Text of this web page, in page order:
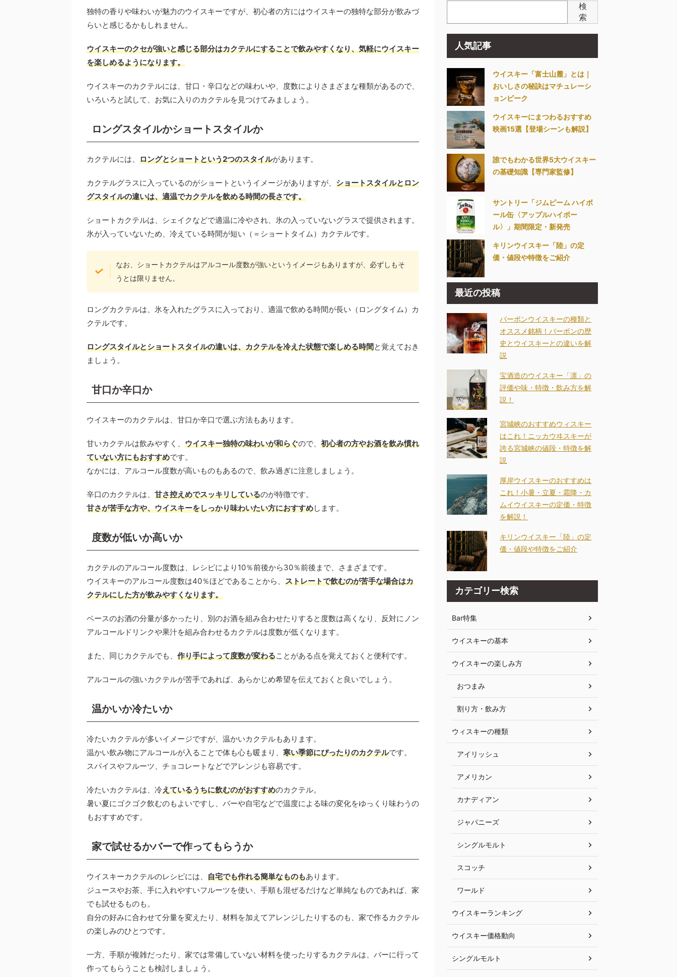
独特の香りや味わいが魅力のウイスキーですが、初心者の方にはウイスキーの独特な部分が飲みづ
らいと感じるかもしれません。
ウイスキーのクセが強いと感じる部分はカクテルにすることで飲みやすくなり、気軽にウイスキー
を楽しめるようになります。
ウイスキーのカクテルには、甘口・辛口などの味わいや、度数によりさまざまな種類があるので、
いろいろと試して、お気に入りのカクテルを見つけてみましょう。
ロングスタイルかショートスタイルか
カクテルには、 ロングとショートという2つのスタイルがあります。
カクテルグラスに入っているのがショートというイメージがありますが、 ショートスタイルとロン
グスタイルの違いは、適温でカクテルを飲める時間の長さです。
ショートカクテルは、シェイクなどで適温に冷やされ、氷の入っていないグラスで提供されます。
氷が入っていないため、冷えている時間が短い（＝ショートタイム）カクテルです。
なお、ショートカクテルはアルコール度数が強いというイメージもありますが、必ずしもそ
うとは限りません。
ロングカクテルは、氷を入れたグラスに入っており、適温で飲める時間が長い（ロングタイム）カ
クテルです。
ロングスタイルとショートスタイルの違いは、カクテルを冷えた状態で楽しめる時間と覚えておき
ましょう。
甘口か辛口か
ウイスキーのカクテルは、甘口か辛口で選ぶ方法もあります。
甘いカクテルは飲みやすく、 ウイスキー独特の味わいが和らぐので、 初心者の方やお酒を飲み慣れ
ていない方にもおすすめです。
なかには、アルコール度数が高いものもあるので、飲み過ぎに注意しましょう。
辛口のカクテルは、 甘さ控えめでスッキリしているのが特徴です。
甘さが苦手な方や、ウイスキーをしっかり味わいたい方におすすめします。
度数が低いか高いか
カクテルのアルコール度数は、レシピにより10％前後から30％前後まで、さまざまです。
ウイスキーのアルコール度数は40％ほどであることから、 ストレートで飲むのが苦手な場合はカ
クテルにした方が飲みやすくなります。
ベースのお酒の分量が多かったり、別のお酒を組み合わせたりすると度数は高くなり、反対にノン
アルコールドリンクや果汁を組み合わせるカクテルは度数が低くなります。
また、同じカクテルでも、 作り手によって度数が変わることがある点を覚えておくと便利です。
アルコールの強いカクテルが苦手であれば、あらかじめ希望を伝えておくと良いでしょう。
温かいか冷たいか
冷たいカクテルが多いイメージですが、温かいカクテルもあります。
温かい飲み物にアルコールが入ることで体も心も暖まり、 寒い季節にぴったりのカクテルです。
スパイスやフルーツ、チョコレートなどでアレンジも容易です。
冷たいカクテルは、冷えているうちに飲むのがおすすめのカクテル。
暑い夏にゴクゴク飲むのもよいですし、バーや自宅などで温度による味の変化をゆっくり味わうの
もおすすめです。
家で試せるかバーで作ってもらうか
ウイスキーカクテルのレシピには、 自宅でも作れる簡単なものもあります。
ジュースやお茶、手に入れやすいフルーツを使い、手順も混ぜるだけなど単純なものであれば、家
でも試せるものも。
自分の好みに合わせて分量を変えたり、材料を加えてアレンジしたりするのも、家で作るカクテル
の楽しみのひとつです。
一方、手順が複雑だったり、家では常備していない材料を使ったりするカクテルは、バーに行って
作ってもらうことも検討しましょう。
検
索
人気記事
ウイスキー「富士山麓」とは｜
おいしさの秘訣はマチュレーシ
ョンピーク
ウイスキーにまつわるおすすめ
映画15選【登場シーンも解説】
誰でもわかる世界5大ウイスキー
の基礎知識【専門家監修】
サントリー「ジムビーム ハイボ
ール缶〈アップルハイボー
ル〉」期間限定・新発売
キリンウイスキー「陸」の定
価・値段や特徴をご紹介
最近の投稿
バーボンウイスキーの種類と
オススメ銘柄！バーボンの歴
史とウイスキーとの違いを解
説
宝酒造のウイスキー「凛」の
評価や味・特徴・飲み方を解
説！
宮城峡のおすすめウィスキー
はこれ！ニッカウヰスキーが
誇る宮城峡の値段・特徴を解
説
厚岸ウイスキーのおすすめは
これ！小暑・立夏・霜降・カ
ムイウイスキーの定価・特徴
を解説！
キリンウイスキー「陸」の定
価・値段や特徴をご紹介
カテゴリー検索
Bar特集
ウイスキーの基本
ウイスキーの楽しみ方
おつまみ
割り方・飲み方
ウィスキーの種類
アイリッシュ
アメリカン
カナディアン
ジャパニーズ
シングルモルト
スコッチ
ワールド
ウイスキーランキング
ウイスキー価格動向
シングルモルト